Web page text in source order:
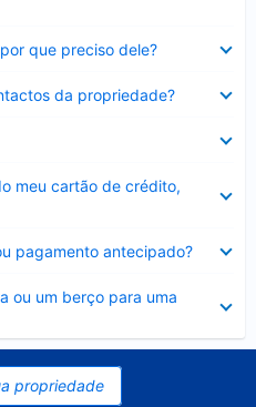
que preciso dele?
da propriedade?
meu cartão de crédito,
pagamento antecipado?
ou um berço para uma
propriedade